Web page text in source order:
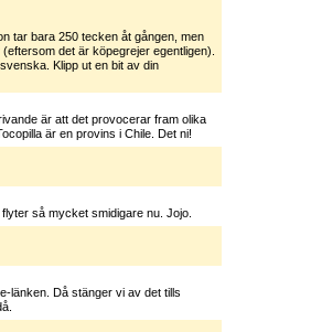
tar bara 250 tecken åt gången, men
det är köpegrejer egentligen).
Klipp ut en bit av din
är att det provocerar fram olika
är en provins i Chile. Det ni!
så mycket smidigare nu. Jojo.
länken. Då stänger vi av det tills